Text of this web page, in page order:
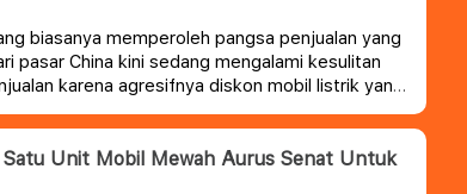
biasanya memperoleh pangsa penjualan yang
pasar China kini sedang mengalami kesulitan
karena agresifnya diskon mobil listrik yang
asli China.
Satu Unit Mobil Mewah Aurus Senat Untuk